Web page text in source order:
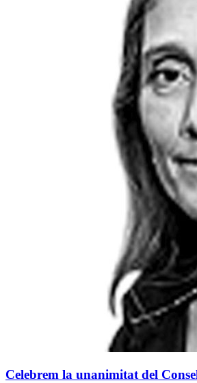
Celebrem la unanimitat del